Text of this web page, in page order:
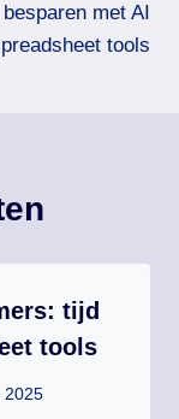
besparen met AI
tools
tijd
tools
2025